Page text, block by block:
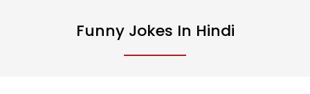
Funny Jokes In Hindi